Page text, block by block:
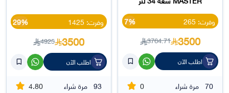
وفرت: 265
7%
3500
3764.71
اطلب الآن
70 مرة شراء 0
وفرت: 1425 29%
3500
4925
اطلب الآن
93 مرة شراء 4.80